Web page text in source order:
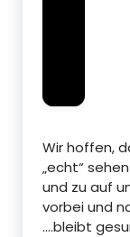
Wir hoffen,
„echt“
und zu auf
vorbei und
….bleibt